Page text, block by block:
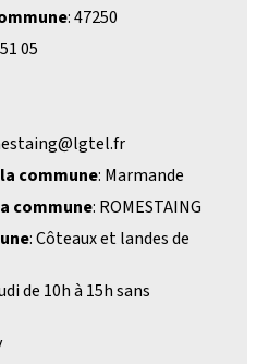
: 47250
05
commune: Marmande
commune: ROMESTAING
: Côteaux et landes de
de 10h à 15h sans